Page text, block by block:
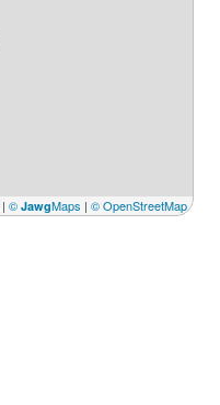
| © JawgMaps | © OpenStreetMap